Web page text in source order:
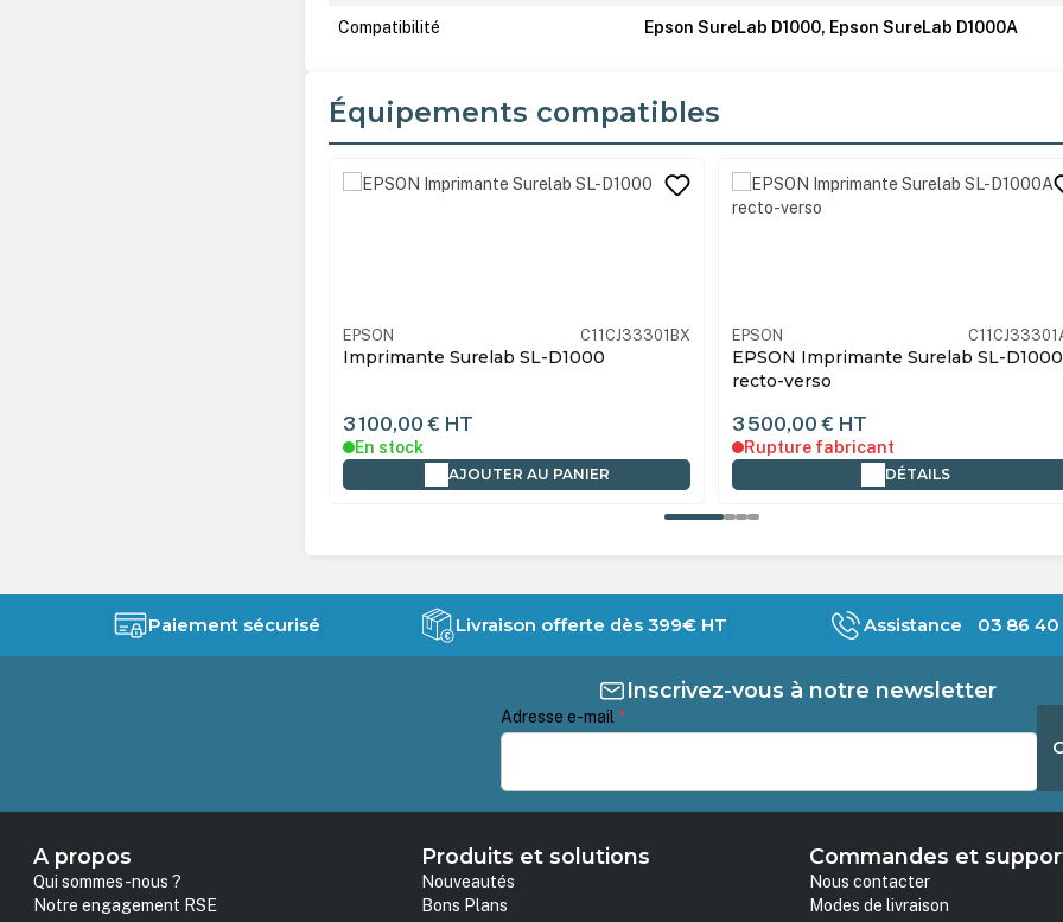
Compatibilité Epson SureLab D1000, Epson SureLab D1000A
Équipements compatibles
Ignorer la galerie de produits
EPSON C11CJ33301AX
EPSON Imprimante Surelab SL-D1000A
3 500,00 €HT
Rupture fabricant
DÉTAILS
PROMOTION
EPSON
Imprimante Surelab SL-D1000 +
+ Papier + Garantie
3 458,83 € HT
En stock
AJOUTER AU PANIER
Paiement sécurisé Livraison offerte dès 399€ HT Assistance 03 86 40
Inscrivez-vous à notre newsletter
Adresse e-mail *
A propos
Qui sommes-nous ?
Notre engagement RSE
Produits et solutions
Nouveautés
Bons Plans
Commandes et
Nous contacter
Modes de livraison